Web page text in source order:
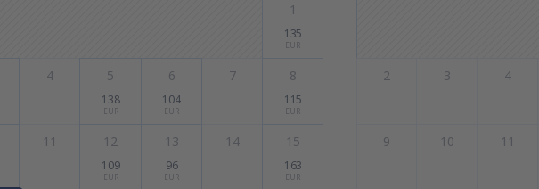
1
135
EUR
4 5
138
EUR
6
104
EUR
7 8
115
EUR
11 12
109
EUR
13
96
EUR
14 15
163
EUR
2 3 4
9 10 11